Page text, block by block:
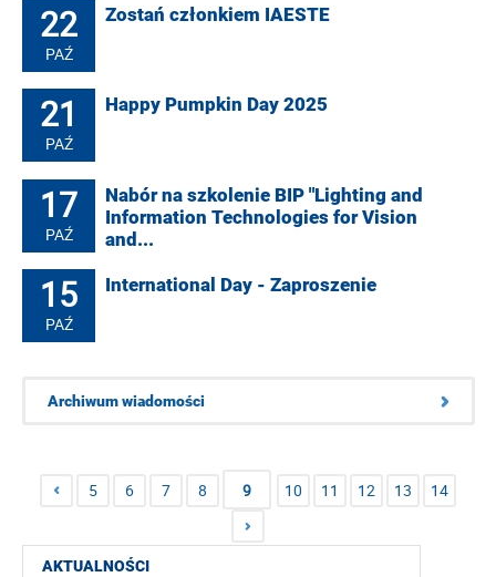
AKTUALNOŚCI
22
PAŹ
Zostań członkiem IAESTE
21
PAŹ
Happy Pumpkin Day 2025
17
PAŹ
Nabór na szkolenie BIP "Lighting and
Information Technologies for Vision
and...
15
PAŹ
International Day - Zaproszenie
Archiwum wiadomości
5 6 7 8 9 10 11 12 13 14